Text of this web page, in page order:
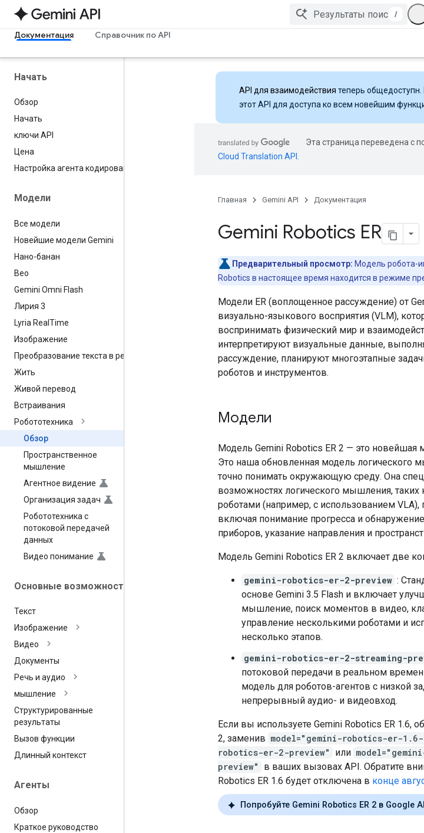
/
Документация Справочник по API
Начать
Обзор
Начать
ключи API
Цена
Настройка агента кодирования
Модели
Все модели
Новейшие модели Gemini
Нано-банан
Вео
Gemini Omni Flash
Лирия 3
Lyria Real Time
Изображение
Преобразование текста в речь
Жить
Живой перевод
Встраивания
Робототехника
Обзор
Пространственное
мышление
Агентное видение
Организация задач
Робототехника с
потоковой передачей
данных
Видео понимание
Основные возможности
Текст
Изображение
Видео
Документы
Речь и аудио
мышление
Структурированные
результаты
Вызов функции
Длинный контекст
Агенты
Обзор
Краткое руководство
API для взаимодействия теперь
этот API для доступа ко всем новейшим
Эта страница переведена с
Cloud Translation API
Главная Gemini API Документация
Gemini Robotics ER
Предварительный просмотр: Модель робота-
Robotics в настоящее время находится в режиме
Модели ER (воплощенное рассуждение) от
визуально-языкового восприятия (VLM),
воспринимать физический мир и
интерпретируют визуальные данные,
рассуждение, планируют многоэтапные
роботов и инструментов.
Модели
Модель Gemini Robotics ER 2 — это новейшая
Это наша обновленная модель логического
точно понимать окружающую среду. Она
возможностях логического мышления, таких
роботами (например, с использованием
включая понимание прогресса и
приборов, указание направления и
Модель Gemini Robotics ER 2 включает две
gemini-robotics-er-2-preview :
основе Gemini 3.5 Flash и включает
мышление, поиск моментов в видео,
управление несколькими роботами и
несколько этапов.
gemini-robotics-er-2-streaming-
потоковой передачи в реальном
модель для роботов-агентов с низкой
непрерывный аудио- и видеовход.
Если вы используете Gemini Robotics ER 1.6,
2, заменив model="gemini-robotics-er-1.6-
robotics-er-2-preview"
или
preview"
в ваших вызовах API. Обратите
Robotics ER 1.6 будет отключена в конце
Попробуйте Gemini Robotics ER 2 в Google